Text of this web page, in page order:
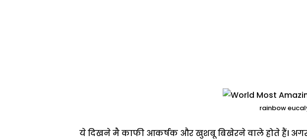
rainbow
ये दिखने मै काफी आकर्षक और खुशबू बिखेरने वाले होते हैं। अगर